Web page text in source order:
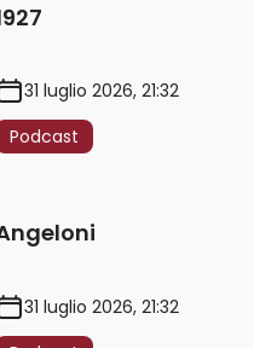
31 luglio 2026, 21:32
Podcast
31 luglio 2026, 21:32